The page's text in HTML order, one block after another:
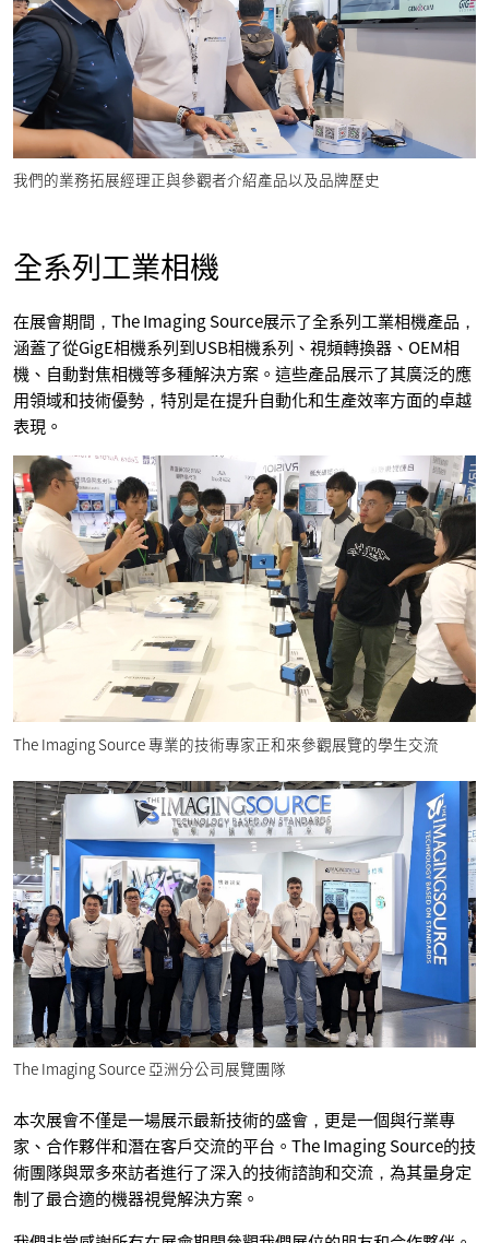
我們的業務拓展經理正與參觀者介紹產品以及品牌歷史
全系列工業相機
在展會期間，The Imaging Source展示了全系列工業相機產品，
涵蓋了從GigE相機系列到USB相機系列、視頻轉換器、OEM相
機、自動對焦相機等多種解決方案。這些產品展示了其廣泛的應
用領域和技術優勢，特別是在提升自動化和生產效率方面的卓越
表現。
The Imaging Source 專業的技術專家正和來參觀展覽的學生交流
The Imaging Source 亞洲分公司展覽團隊
本次展會不僅是一場展示最新技術的盛會，更是一個與行業專
家、合作夥伴和潛在客戶交流的平台。The Imaging Source的技
術團隊與眾多來訪者進行了深入的技術諮詢和交流，為其量身定
制了最合適的機器視覺解決方案。